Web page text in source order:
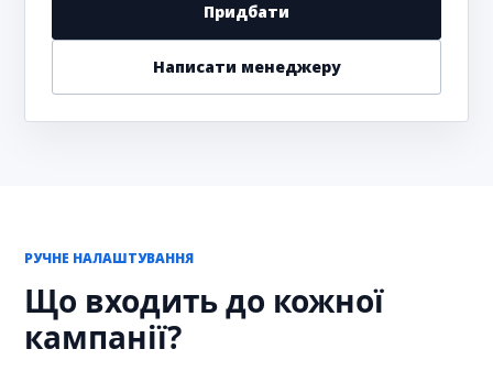
Придбати
Написати менеджеру
РУЧНЕ НАЛАШТУВАННЯ
Що входить до кожної
кампанії?